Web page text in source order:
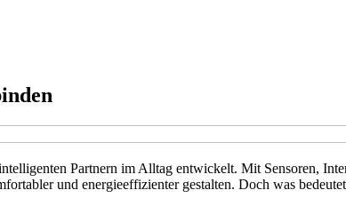
Partnern im Alltag entwickelt. Mit Sensoren,
und energieeffizienter gestalten. Doch was